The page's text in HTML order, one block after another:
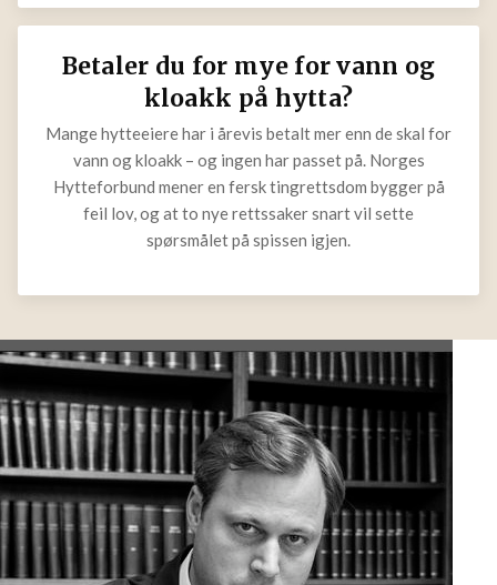
Betaler du for mye for vann og
kloakk på hytta?
Mange hytteeiere har i årevis betalt mer enn de skal for
vann og kloakk – og ingen har passet på. Norges
Hytteforbund mener en fersk tingrettsdom bygger på
feil lov, og at to nye rettssaker snart vil sette
spørsmålet på spissen igjen.